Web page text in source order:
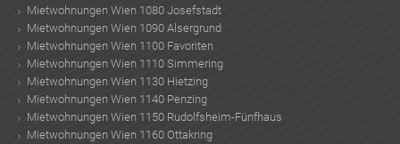
Mietwohnungen Wien 1080 Josefstadt
Mietwohnungen Wien 1090 Alsergrund
Mietwohnungen Wien 1100 Favoriten
Mietwohnungen Wien 1110 Simmering
Mietwohnungen Wien 1130 Hietzing
Mietwohnungen Wien 1140 Penzing
Mietwohnungen Wien 1150 Rudolfsheim-Fünfhaus
Mietwohnungen Wien 1160 Ottakring